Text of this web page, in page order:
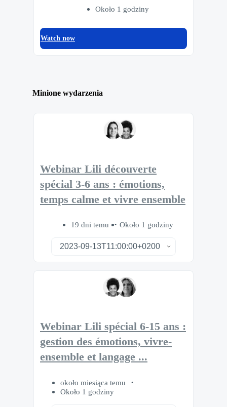
Około 1 godziny
Watch now
Minione wydarzenia
Webinar Lili découverte
spécial 3-6 ans : émotions,
temps calme et vivre ensemble
19 dni temu Około 1 godziny
Webinar Lili spécial 6-15 ans :
gestion des émotions, vivre-
ensemble et langage ...
około miesiąca temu
Około 1 godziny